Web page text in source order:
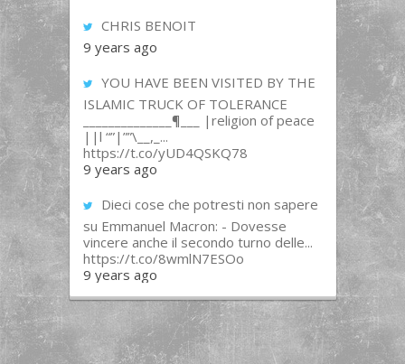
CHRIS BENOIT
9 years ago
YOU HAVE BEEN VISITED BY THE
ISLAMIC TRUCK OF TOLERANCE
______________¶___ |religion of peace
||l “”|””\__,_...
https://t.co/yUD4QSKQ78
9 years ago
Dieci cose che potresti non sapere
su Emmanuel Macron: - Dovesse
vincere anche il secondo turno delle...
https://t.co/8wmlN7ESOo
9 years ago